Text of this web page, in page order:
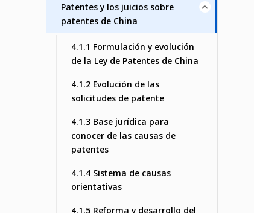
Patentes y los juicios sobre
patentes de China
4.1.1 Formulación y evolución
de la Ley de Patentes de China
4.1.2 Evolución de las
solicitudes de patente
4.1.3 Base jurídica para
conocer de las causas de
patentes
4.1.4 Sistema de causas
orientativas
4.1.5 Reforma y desarrollo del